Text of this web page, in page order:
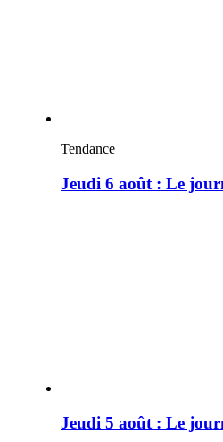
Tendance
Jeudi 6 août : Le
Jeudi 5 août : Le